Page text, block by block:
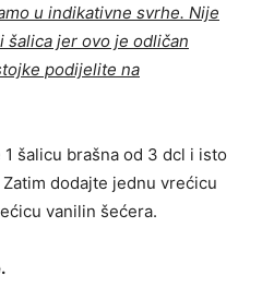
u indikativne svrhe. Nije
šalica jer ovo je odličan
podijelite na
šalicu brašna od 3 dcl i isto
dodajte jednu vrećicu
vanilin šećera.